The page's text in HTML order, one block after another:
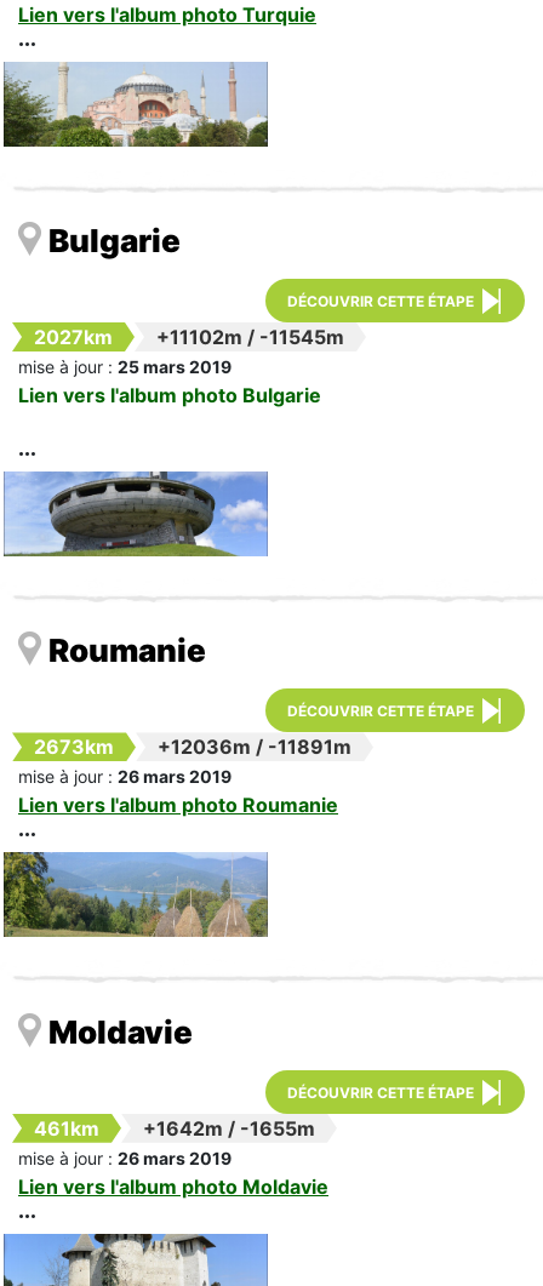
Lien vers l'album photo Turquie
Bulgarie
DÉCOUVRIR CETTE ÉTAPE
2027km +11102m / -11545m
mise à jour : 25 mars 2019
Lien vers l'album photo Bulgarie
Roumanie
DÉCOUVRIR CETTE ÉTAPE
2673km +12036m / -11891m
mise à jour : 26 mars 2019
Lien vers l'album photo Roumanie
Moldavie
DÉCOUVRIR CETTE ÉTAPE
461km +1642m / -1655m
mise à jour : 26 mars 2019
Lien vers l'album photo Moldavie